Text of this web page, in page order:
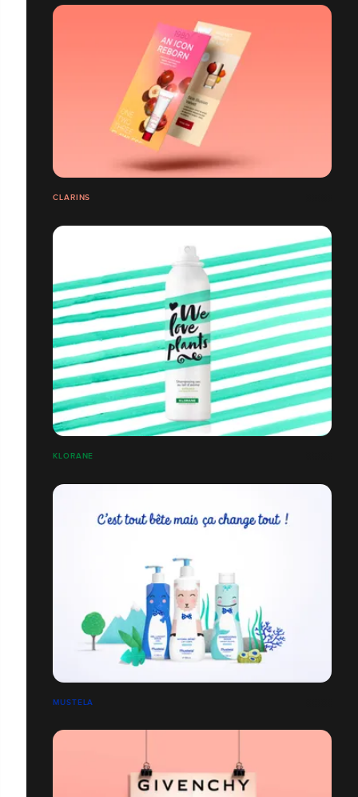
CLARINS
KLORANE
MUSTELA